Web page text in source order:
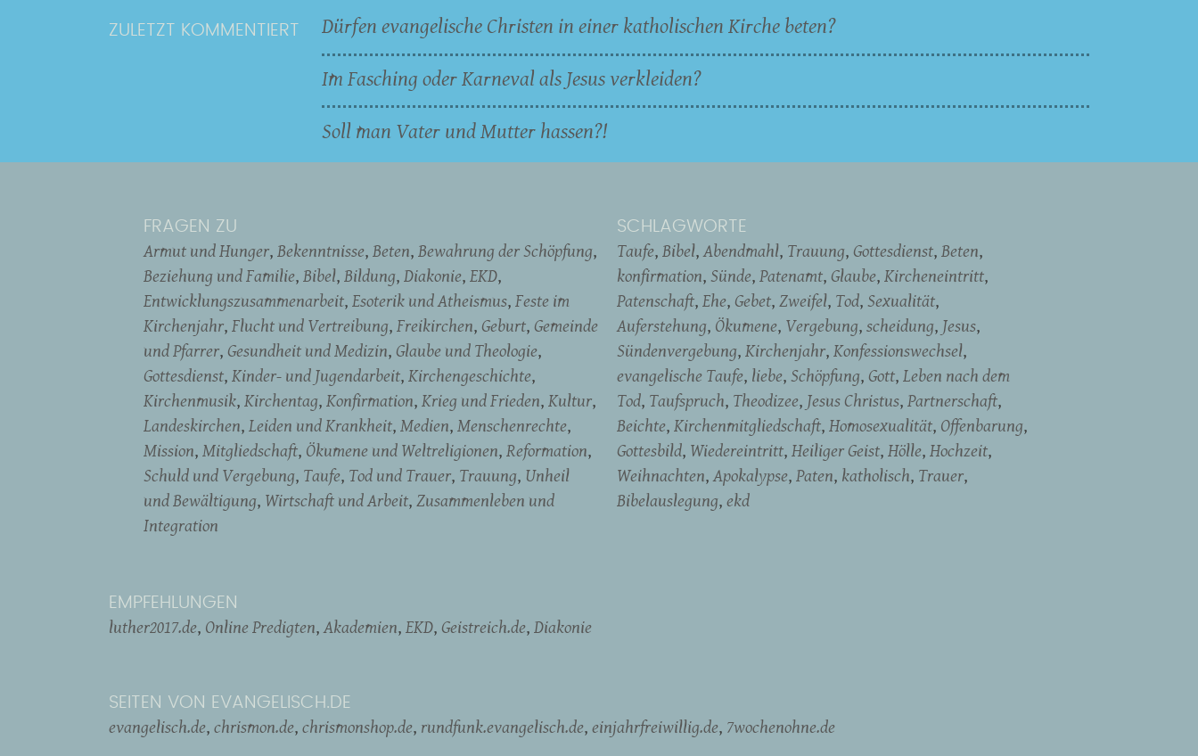
ZULETZT KOMMENTIERT
Dürfen evangelische Christen in einer katholischen Kirche beten?
Im Fasching oder Karneval als Jesus verkleiden?
Soll man Vater und Mutter hassen?!
FRAGEN ZU
Armut und Hunger Bekenntnisse Beten Bewahrung der Schöpfung
Beziehung und Familie Bibel Bildung Diakonie EKD
Entwicklungszusammenarbeit Esoterik und Atheismus Feste im
Kirchenjahr Flucht und Vertreibung Freikirchen Geburt Gemeinde
und Pfarrer Gesundheit und Medizin Glaube und Theologie
Gottesdienst Kinder- und Jugendarbeit Kirchengeschichte
Kirchenmusik Kirchentag Konfirmation Krieg und Frieden Kultur
Landeskirchen Leiden und Krankheit Medien Menschenrechte
Mission Mitgliedschaft Ökumene und Weltreligionen Reformation
Schuld und Vergebung Taufe Tod und Trauer Trauung Unheil
und Bewältigung Wirtschaft und Arbeit Zusammenleben und
Integration
SCHLAGWORTE
Taufe Bibel Abendmahl Trauung Gottesdienst Beten
konfirmation Sünde Patenamt Glaube Kircheneintritt
Patenschaft Ehe Gebet Zweifel Tod Sexualität
Auferstehung Ökumene Vergebung scheidung Jesus
Sündenvergebung Kirchenjahr Konfessionswechsel
evangelische Taufe liebe Schöpfung Gott Leben nach dem
Tod Taufspruch Theodizee Jesus Christus Partnerschaft
Beichte Kirchenmitgliedschaft Homosexualität Offenbarung
Gottesbild Wiedereintritt Heiliger Geist Hölle Hochzeit
Weihnachten Apokalypse Paten katholisch Trauer
Bibelauslegung ekd
EMPFEHLUNGEN
luther2017.de Online Predigten Akademien EKD Geistreich.de Diakonie
SEITEN VON EVANGELISCH.DE
evangelisch.de chrismon.de chrismonshop.de rundfunk.evangelisch.de einjahrfreiwillig.de 7wochenohne.de